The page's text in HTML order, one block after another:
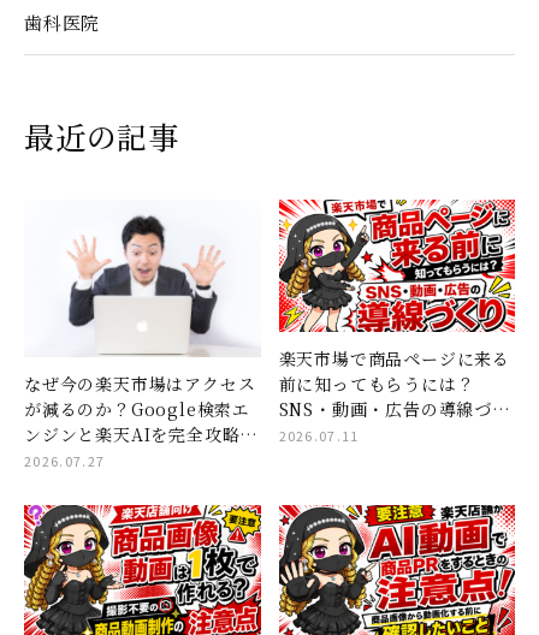
歯科医院
最近の記事
なぜ今の楽天市場はアクセス
が減るのか？Google検索エ
ンジンと楽天AIを完全攻略す
る「コンテンツページ×ショ
2026.07.27
楽天市場で商品ページに来る
前に知ってもらうには？
SNS・動画・広告の導線づく
り
2026.07.11